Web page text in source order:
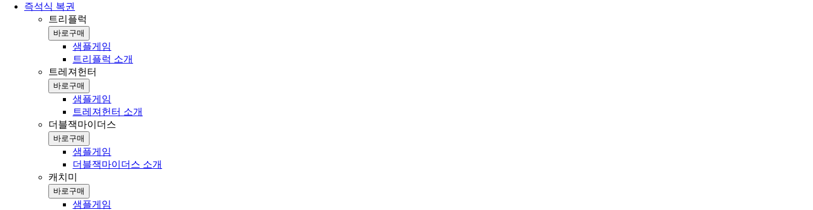
즉석식 복권
트리플럭
바로구매
샘플게임
트리플럭 소개
트레져헌터
바로구매
샘플게임
트레져헌터 소개
더블잭마이더스
바로구매
샘플게임
더블잭마이더스 소개
캐치미
바로구매
샘플게임